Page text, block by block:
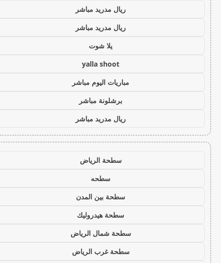
ريال مدريد مباشر
ريال مدريد مباشر
يلا شوت
yalla shoot
مباريات اليوم مباشر
برشلونة مباشر
ريال مدريد مباشر
سطحة الرياض
سطحه
سطحة بين المدن
سطحة هيدروليك
سطحة شمال الرياض
سطحة غرب الرياض